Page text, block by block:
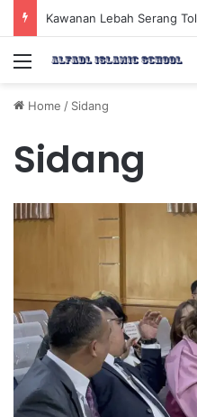
Menu
Home / Sidang
Sidang